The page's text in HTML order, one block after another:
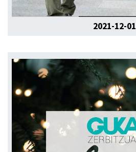
2021-12-01